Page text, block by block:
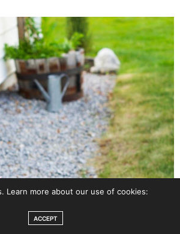
Learn more about our use of cookies:
ACCEPT